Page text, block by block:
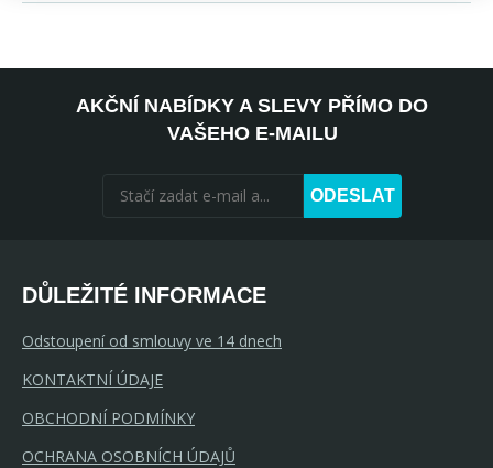
AKČNÍ NABÍDKY A SLEVY PŘÍMO DO
VAŠEHO E-MAILU
ODESLAT
DŮLEŽITÉ INFORMACE
Odstoupení od smlouvy ve 14 dnech
KONTAKTNÍ ÚDAJE
OBCHODNÍ PODMÍNKY
OCHRANA OSOBNÍCH ÚDAJŮ